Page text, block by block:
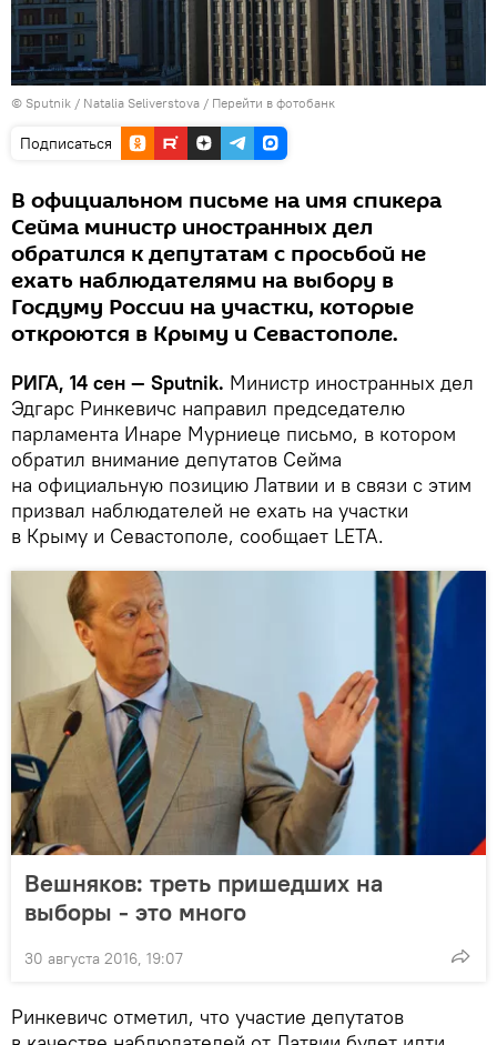
© Sputnik / Natalia Seliverstova / Перейти в фотобанк
Подписаться
В официальном письме на имя спикера
Сейма министр иностранных дел
обратился к депутатам с просьбой не
ехать наблюдателями на выбору в
Госдуму России на участки, которые
откроются в Крыму и Севастополе.
РИГА, 14 сен — Sputnik. Министр иностранных дел
Эдгарс Ринкевичс направил председателю
парламента Инаре Мурниеце письмо, в котором
обратил внимание депутатов Сейма
на официальную позицию Латвии и в связи с этим
призвал наблюдателей не ехать на участки
в Крыму и Севастополе, сообщает LETA.
Вешняков: треть пришедших на
выборы - это много
30 августа 2016, 19:07
Ринкевичс отметил, что участие депутатов